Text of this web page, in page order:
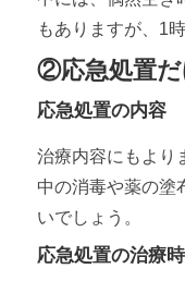
もありますが、1
②応急処置だ
応急処置の内容
治療内容にもより
中の消毒や薬の塗
いでしょう。
応急処置の治療